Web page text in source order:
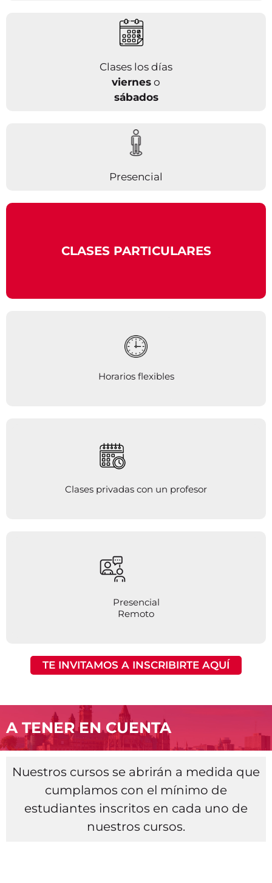
Clases los días
viernes o
sábados
Presencial
CLASES PARTICULARES
Horarios flexibles
Clases privadas con un profesor
Presencial
Remoto
TE INVITAMOS A INSCRIBIRTE AQUÍ
A TENER EN CUENTA
Nuestros cursos se abrirán a medida que
cumplamos con el mínimo de
estudiantes inscritos en cada uno de
nuestros cursos.